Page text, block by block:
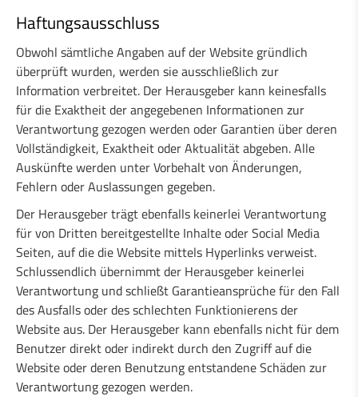
Haftungsausschluss
Obwohl sämtliche Angaben auf der Website gründlich
überprüft wurden, werden sie ausschließlich zur
Information verbreitet. Der Herausgeber kann keinesfalls
für die Exaktheit der angegebenen Informationen zur
Verantwortung gezogen werden oder Garantien über deren
Vollständigkeit, Exaktheit oder Aktualität abgeben. Alle
Auskünfte werden unter Vorbehalt von Änderungen,
Fehlern oder Auslassungen gegeben.
Der Herausgeber trägt ebenfalls keinerlei Verantwortung
für von Dritten bereitgestellte Inhalte oder Social Media
Seiten, auf die die Website mittels Hyperlinks verweist.
Schlussendlich übernimmt der Herausgeber keinerlei
Verantwortung und schließt Garantieansprüche für den Fall
des Ausfalls oder des schlechten Funktionierens der
Website aus. Der Herausgeber kann ebenfalls nicht für dem
Benutzer direkt oder indirekt durch den Zugriff auf die
Website oder deren Benutzung entstandene Schäden zur
Verantwortung gezogen werden.